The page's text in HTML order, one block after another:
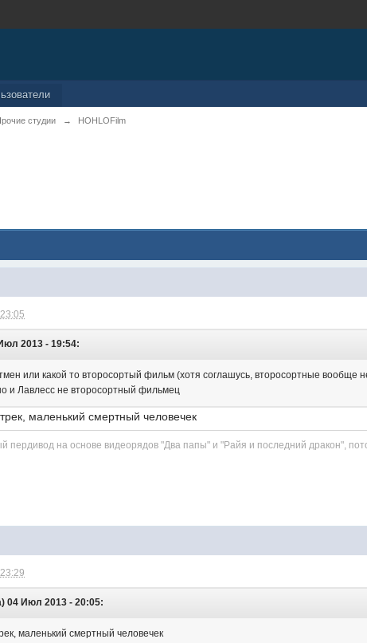
студии → HOHLOFilm
2013 - 19:54:
или какой то второсортый фильм (хотя соглашусь, второсортные вообще
и Лавлесс не второсортный фильмец
маленький смертный человечек
на основе видеорядов "Два папы" и "Райя и последний дракон",
04 Июл 2013 - 20:05:
маленький смертный человечек